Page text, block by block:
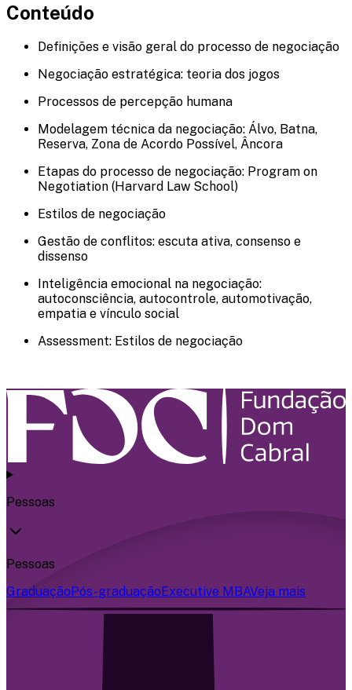
Conteúdo
Definições e visão geral do processo de negociação
Negociação estratégica: teoria dos jogos
Processos de percepção humana
Modelagem técnica da negociação: Álvo, Batna,
Reserva, Zona de Acordo Possível, Âncora
Etapas do processo de negociação: Program on
Negotiation (Harvard Law School)
Estilos de negociação
Gestão de conflitos: escuta ativa, consenso e
dissenso
Inteligência emocional na negociação:
autoconsciência, autocontrole, automotivação,
empatia e vínculo social
Assessment: Estilos de negociação
Pessoas
Pessoas
GraduaçãoPós-graduaçãoExecutive MBAVeja mais